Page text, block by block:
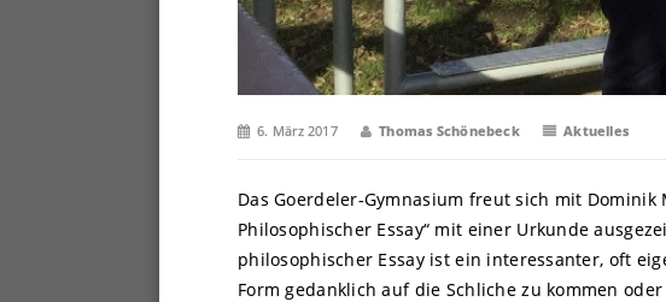
6. März 2017 Thomas Schönebeck Aktuelles
Das Goerdeler-Gymnasium freut sich mit
Philosophischer Essay“ mit einer Urkunde
philosophischer Essay ist ein interessanter, oft
Form gedanklich auf die Schliche zu kommen